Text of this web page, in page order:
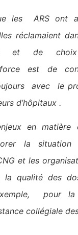
les ARS ont
réclamaient
et de
force est de
avec le
d’hôpitaux .
en matière
la
et les
qualité des
pour la
collégiale